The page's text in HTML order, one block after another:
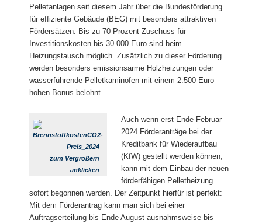
Pelletanlagen seit diesem Jahr über die Bundesförderung
für effiziente Gebäude (BEG) mit besonders attraktiven
Fördersätzen. Bis zu 70 Prozent Zuschuss für
Investitionskosten bis 30.000 Euro sind beim
Heizungstausch möglich. Zusätzlich zu dieser Förderung
werden besonders emissionsarme Holzheizungen oder
wasserführende Pelletkaminöfen mit einem 2.500 Euro
hohen Bonus belohnt.
zum Vergrößern
anklicken
Auch wenn erst Ende Februar
2024 Förderanträge bei der
Kreditbank für Wiederaufbau
(KfW) gestellt werden können,
kann mit dem Einbau der neuen
förderfähigen Pelletheizung
sofort begonnen werden. Der Zeitpunkt hierfür ist perfekt:
Mit dem Förderantrag kann man sich bei einer
Auftragserteilung bis Ende August ausnahmsweise bis